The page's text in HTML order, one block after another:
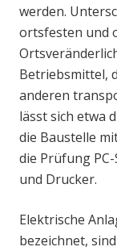
werden.
ortsfesten und
Betriebsmittel,
anderen
lässt sich etwa
die Baustelle
die Prüfung
und Drucker.
Elektrische
bezeichnet,